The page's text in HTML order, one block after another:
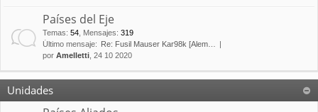
Países del Eje
Temas: 54 Mensajes: 319
Último mensaje:
Re: Fusil Mauser Kar98k [Alem…
por Amelletti , 24 10 2020
Unidades